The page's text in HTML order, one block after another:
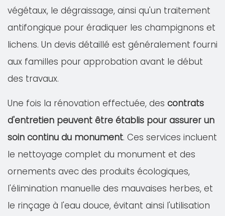
végétaux, le dégraissage, ainsi qu'un traitement
antifongique pour éradiquer les champignons et
lichens. Un devis détaillé est généralement fourni
aux familles pour approbation avant le début
des travaux.
Une fois la rénovation effectuée, des contrats
d'entretien peuvent être établis pour assurer un
soin continu du monument. Ces services incluent
le nettoyage complet du monument et des
ornements avec des produits écologiques,
l'élimination manuelle des mauvaises herbes, et
le rinçage à l'eau douce, évitant ainsi l'utilisation